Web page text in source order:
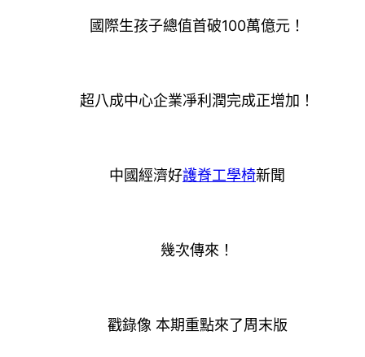
國際生孩子總值首破100萬億元！
超八成中心企業凈利潤完成正增加！
中國經濟好護脊工學椅新聞
幾次傳來！
戳錄像 本期重點來了周末版